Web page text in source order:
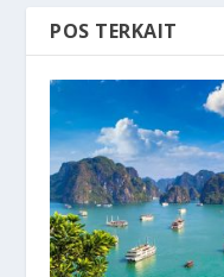
POS TERKAIT